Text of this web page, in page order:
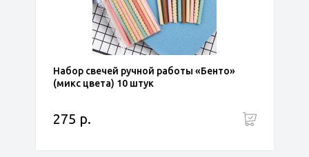
Набор свечей ручной работы «Бенто»
(микс цвета) 10 штук
275 р.